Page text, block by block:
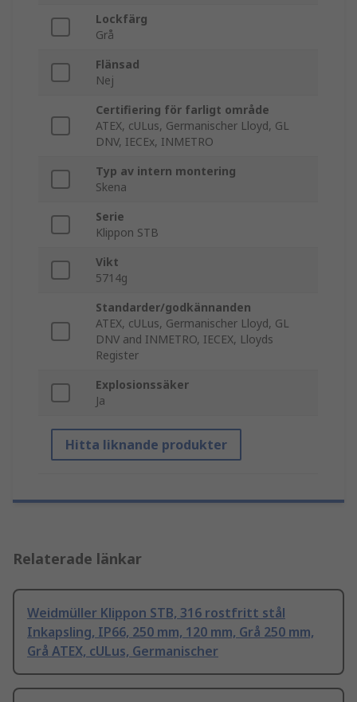
Lockfärg
Grå
Flänsad
Nej
Certifiering för farligt område
ATEX, cULus, Germanischer Lloyd, GL
DNV, IECEx, INMETRO
Typ av intern montering
Skena
Serie
Klippon STB
Vikt
5714g
Standarder/godkännanden
ATEX, cULus, Germanischer Lloyd, GL
DNV and INMETRO, IECEX, Lloyds
Register
Explosionssäker
Ja
Hitta liknande produkter
Relaterade länkar
Weidmüller Klippon STB, 316 rostfritt stål
Inkapsling, IP66, 250 mm, 120 mm, Grå 250 mm,
Grå ATEX, cULus, Germanischer